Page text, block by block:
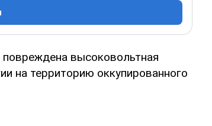
высоковольтная
на территорию оккупированного